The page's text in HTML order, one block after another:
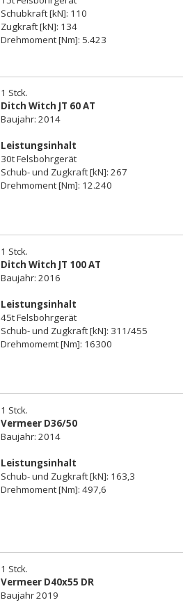
Schubkraft [kN]: 110
Zugkraft [kN]: 134
Drehmoment [Nm]: 5.423
1 Stck.
Ditch Witch JT 60 AT
Baujahr: 2014
Leistungsinhalt
30t Felsbohrgerät
Schub- und Zugkraft [kN]: 267
Drehmoment [Nm]: 12.240
1 Stck.
Ditch Witch JT 100 AT
Baujahr: 2016
Leistungsinhalt
45t Felsbohrgerät
Schub- und Zugkraft [kN]: 311/455
Drehmomemt [Nm]: 16300
1 Stck.
Vermeer D36/50
Baujahr: 2014
Leistungsinhalt
Schub- und Zugkraft [kN]: 163,3
Drehmoment [Nm]: 497,6
1 Stck.
Vermeer D40x55 DR
Baujahr 2019